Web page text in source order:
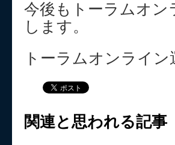
今後もトーラムオ
します。
トーラムオンライン
関連と思われる記事